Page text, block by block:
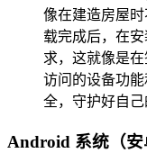
像在建造房屋
载完成后，在
求，这就像是
访问的设备功
全，守护好自己
Android 系统（安